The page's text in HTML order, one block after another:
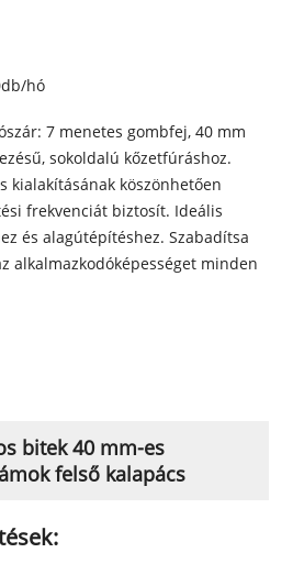
hó
7 menetes gombfej, 40 mm
sokoldalú kőzetfúráshoz.
kialakításának köszönhetően
frekvenciát biztosít. Ideális
és alagútépítéshez. Szabadítsa
alkalmazkodóképességet minden
bitek 40 mm-es
felső kalapács